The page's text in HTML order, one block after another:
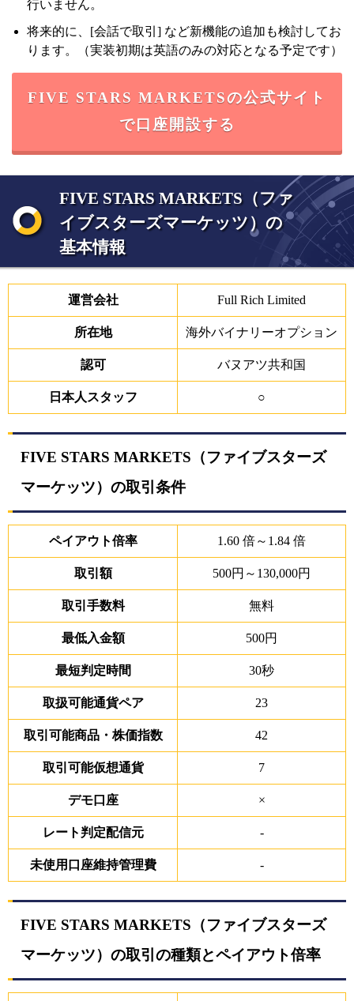
行いません。
将来的に、[会話で取引] など新機能の追加も検討してお
ります。（実装初期は英語のみの対応となる予定です）
FIVE STARS MARKETSの公式サイト
で口座開設する
FIVE STARS MARKETS（ファ
イブスターズマーケッツ）の
基本情報
運営会社 Full Rich Limited
所在地 海外バイナリーオプション
認可 バヌアツ共和国
日本人スタッフ ○
FIVE STARS MARKETS（ファイブスターズ
マーケッツ）の取引条件
ペイアウト倍率 1.60 倍～1.84 倍
取引額 500円～130,000円
取引手数料 無料
最低入金額 500円
最短判定時間 30秒
取扱可能通貨ペア 23
取引可能商品・株価指数 42
取引可能仮想通貨 7
デモ口座 ×
レート判定配信元 -
未使用口座維持管理費 -
FIVE STARS MARKETS（ファイブスターズ
マーケッツ）の取引の種類とペイアウト倍率